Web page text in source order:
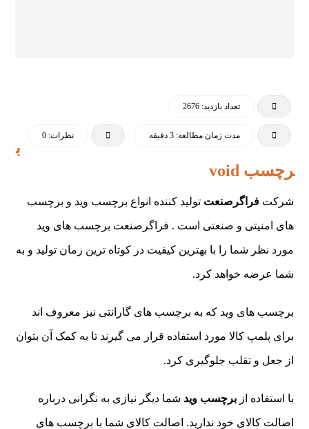
تعداد بازدید: 2676
مدت زمان مطالعه: 3 دقیقه نظرات: 0
ب
رچسب void
شرکتفراگرصنعت تولید کننده انواع برچسب وید و برچسب
های امنیتی و صنعتی است . فراگرصنعت برچسب های وید
مورد نظر شما را با بهترین کیفیت در کوتاه ترین زمان تولید و به
شما عرضه خواهد کرد.
برچسب های وید که به برچسب های گارانتی نیز معروف اند
برای پلمپ کالا مورد استفاده قرار می گیرند تا به کمک آن بتوان
از جعل و تقلب جلوگیری کرد.
با استفاده ازبرچسب وید شما دیگر نیازی به نگرانی درباره
اصالت کالای خود ندارید. اصالت کالای شما با برچسب های